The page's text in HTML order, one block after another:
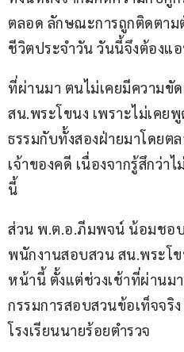
ตลอด ลักษณะการถูกติดตาม
ชีวิตประจำวัน วันนี้จึงต้องแ
ที่ผ่านมา ตนไม่เคยมีความขั
สน.พระโขนง เพราะไม่เคย
ธรรมกับทั้งสองฝ่ายมาโดย
เจ้าของคดี เนื่องจากรู้สึกว่า
นี้
ส่วน พ.ต.อ.ภีมพจน์ น้อมชอ
พนักงานสอบสวน สน.พระโ
หน้านี้ ตั้งแต่ช่วงเช้าที่ผ่านม
กรรมการสอบสวนข้อเท็จจริ
โรงเรียนนายร้อยตำรวจ